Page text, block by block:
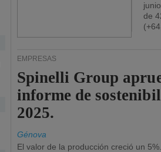
de
EMPRESAS
Spinelli Group
informe de
2025.
Génova
El valor de la producción creció un